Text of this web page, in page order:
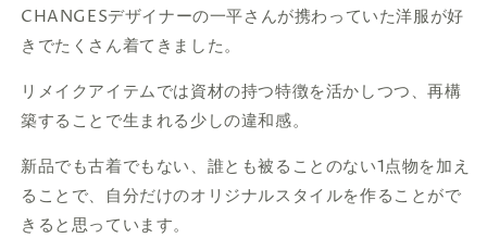
CHANGESデザイナーの一平さんが携わっていた洋服が好
きでたくさん着てきました。
リメイクアイテムでは資材の持つ特徴を活かしつつ、再構
築することで生まれる少しの違和感。
新品でも古着でもない、誰とも被ることのない1点物を加え
ることで、自分だけのオリジナルスタイルを作ることがで
きると思っています。